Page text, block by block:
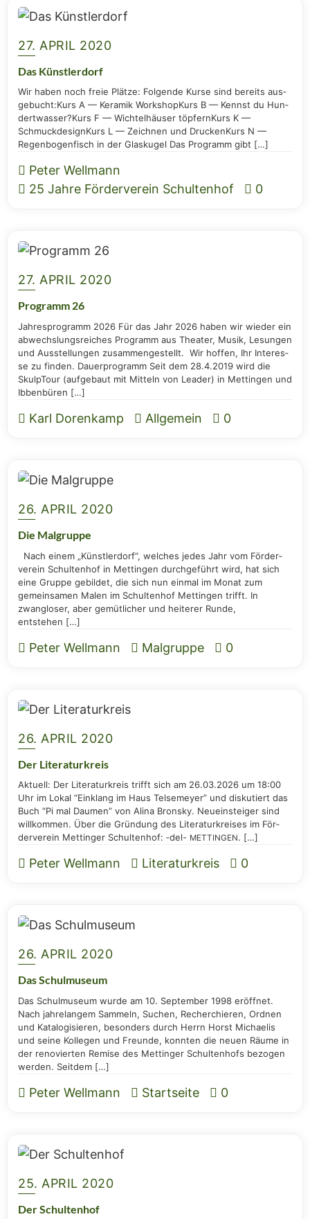
27. APRIL 2020
Das Künst­ler­dorf
Wir haben noch freie Plät­ze: Fol­gen­de Kur­se sind bereits aus­
ge­bucht:Kurs A — Kera­mik Work­shopKurs B — Kennst du Hun­
dert­was­ser?Kurs F — Wich­tel­häu­ser töp­fernKurs K —
Schmuck­de­signKurs L — Zeich­nen und Dru­ckenKurs N —
Regen­bo­gen­fisch in der Glas­ku­gel Das Pro­gramm gibt […]
Peter Wellmann
25 Jahre Förderverein Schultenhof
0
27. APRIL 2020
Pro­gramm 26
Jah­res­pro­gramm 2026 Für das Jahr 2026 haben wir wie­der ein
abwechs­lungs­rei­ches Pro­gramm aus Thea­ter, Musik, Lesun­gen
und Aus­stel­lun­gen zusam­men­ge­stellt. Wir hof­fen, Ihr Inter­es­
se zu fin­den. Dau­er­pro­gramm Seit dem 28.4.2019 wird die
Skulp­Tour (auf­ge­baut mit Mit­teln von Lea­der) in Mett­in­gen und
Ibbenbüren […]
Karl Dorenkamp Allgemein 0
26. APRIL 2020
Die Mal­grup­pe
Nach einem „Künst­ler­dorf“, wel­ches jedes Jahr vom För­der­
ver­ein Schul­ten­hof in Mett­in­gen durch­ge­führt wird, hat sich
eine Grup­pe gebil­det, die sich nun ein­mal im Monat zum
gemein­sa­men Malen im Schul­ten­hof Mett­in­gen trifft. In
zwang­lo­ser, aber gemüt­li­cher und hei­te­rer Run­de,
entstehen […]
Peter Wellmann Malgruppe 0
26. APRIL 2020
Der Lite­ra­tur­kreis
Aktu­ell: Der Lite­ra­tur­kreis trifft sich am 26.03.2026 um 18:00
Uhr im Lokal “Ein­klang im Haus Tel­se­mey­er” und dis­ku­tiert das
Buch “Pi mal Dau­men” von Ali­na Bron­sky. Neu­ein­stei­ger sind
will­kom­men. Über die Grün­dung des Lite­ra­tur­krei­ses im För­
der­ver­ein Mett­in­ger Schul­ten­hof: ‑del- METTINGEN. […]
Peter Wellmann Literaturkreis 0
26. APRIL 2020
Das Schul­mu­se­um
Das Schul­mu­se­um wur­de am 10. Sep­tem­ber 1998 eröff­net.
Nach jah­re­lan­gem Sam­meln, Suchen, Recher­chie­ren, Ord­nen
und Kata­lo­gi­sie­ren, beson­ders durch Herrn Horst Michae­lis
und sei­ne Kol­le­gen und Freun­de, konn­ten die neu­en Räu­me in
der reno­vier­ten Remi­se des Mett­in­ger Schul­ten­hofs bezo­gen
wer­den. Seitdem […]
Peter Wellmann Startseite 0
25. APRIL 2020
Der Schul­ten­hof